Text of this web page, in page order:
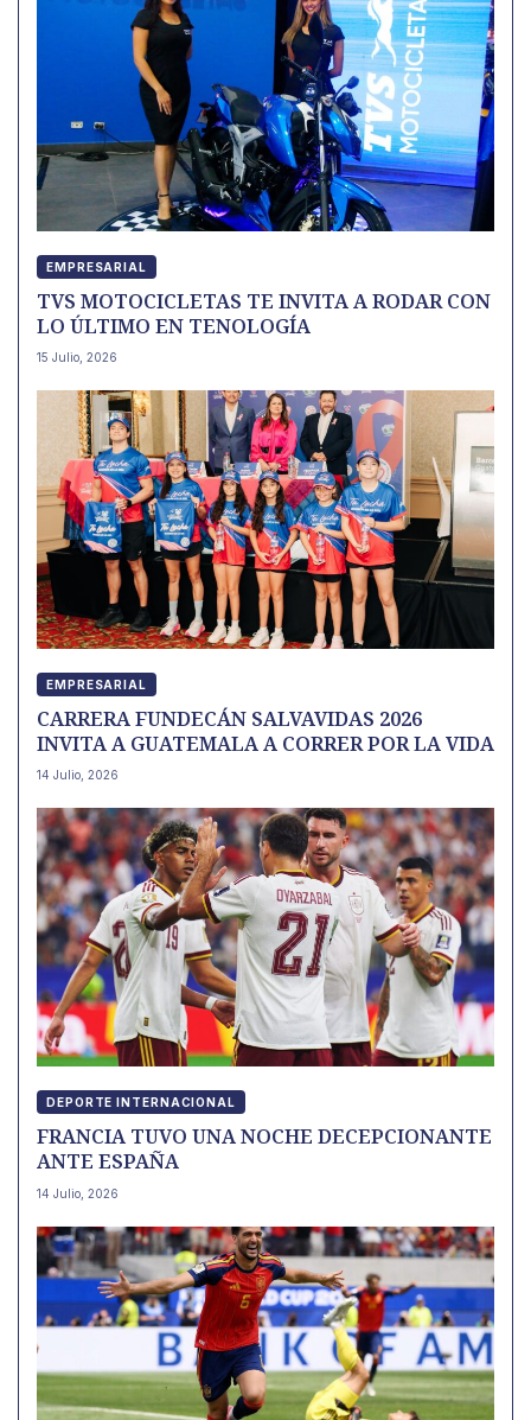
EMPRESARIAL
TVS MOTOCICLETAS TE INVITA A RODAR CON
LO ÚLTIMO EN TENOLOGÍA
15 Julio, 2026
EMPRESARIAL
CARRERA FUNDECÁN SALVAVIDAS 2026
INVITA A GUATEMALA A CORRER POR LA VIDA
14 Julio, 2026
DEPORTE INTERNACIONAL
FRANCIA TUVO UNA NOCHE DECEPCIONANTE
ANTE ESPAÑA
14 Julio, 2026